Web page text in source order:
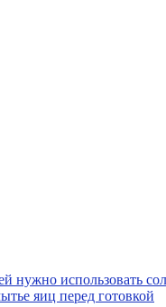
нужно использовать
яиц перед готовкой